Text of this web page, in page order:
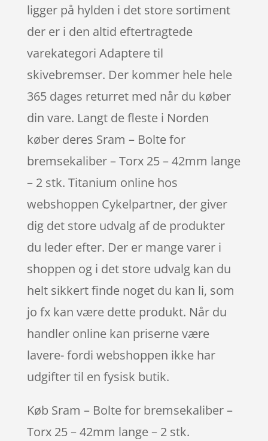
ligger på hylden i det store sortiment
der er i den altid eftertragtede
varekategori Adaptere til
skivebremser. Der kommer hele hele
365 dages returret med når du køber
din vare. Langt de fleste i Norden
køber deres Sram – Bolte for
bremsekaliber – Torx 25 – 42mm lange
– 2 stk. Titanium online hos
webshoppen Cykelpartner, der giver
dig det store udvalg af de produkter
du leder efter. Der er mange varer i
shoppen og i det store udvalg kan du
helt sikkert finde noget du kan li, som
jo fx kan være dette produkt. Når du
handler online kan priserne være
lavere- fordi webshoppen ikke har
udgifter til en fysisk butik.
Køb Sram – Bolte for bremsekaliber –
Torx 25 – 42mm lange – 2 stk.